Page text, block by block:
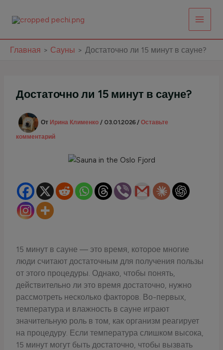
Главная Сауны Достаточно ли 15 минут в сауне?
Достаточно ли 15 минут в сауне?
От Ирина Клименко/ 03.01.2026/Оставьте
комментарий
15 минут в сауне — это время, которое многие
люди считают достаточным для получения пользы
от этого процедуры. Однако, чтобы понять,
действительно ли это время достаточно, нужно
рассмотреть несколько факторов. Во-первых,
температура и влажность в сауне играют
значительную роль в том, как организм реагирует
на процедуру. Если температура слишком высока,
15 минут могут быть достаточно, чтобы вызвать